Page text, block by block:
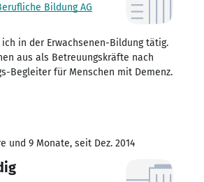
Bildung AG
in der Erwachsenen-Bildung tätig.
aus als Betreuungskräfte nach
Begleiter für Menschen mit Demenz.
und 9 Monate, seit Dez. 2014